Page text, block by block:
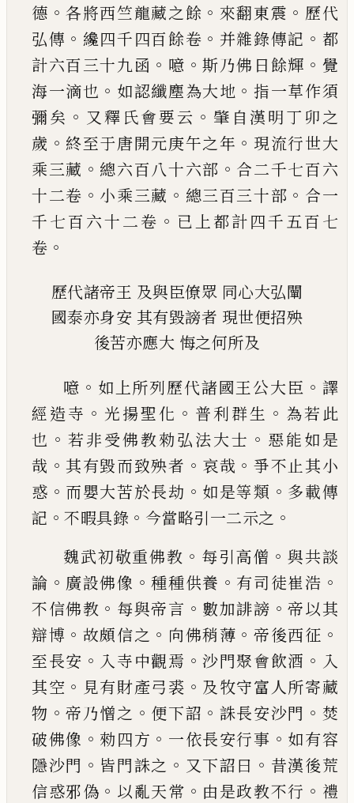
德 。各將西竺龍藏之餘 。 來翻東震 。 歷代
弘傳 。 纔四千四百餘卷 。 并雜錄傳記 。 都
計六百三十九函 。 噫 。斯乃佛日餘輝 。 覺
海一滴也 。 如認纖塵為大地 。 指一草作須
彌矣 。 又釋氏會要云 。 肇自漢明丁卯之
歲 。 終至于唐開元庚午之年 。 現流行世大
乘三藏 。 總六百八十六部 。 合二千七百六
十二卷 。 小乘三藏 。 總三百三十部 。 合一
千七百六十二卷 。 已 上都計四千五百七
卷 。
歷代諸帝王 及與臣僚眾 同心大弘闡
國泰亦身安 其有毀謗者 現世便招殃
後苦亦應大 悔之何所及
噫 。 如上所列歷代諸國王公大臣 。 譯
經造寺 。 光揚聖化 。 普利群生 。 為若此
也 。 若非受佛教勑弘法大士 。 惡能如是
哉 。其有毀而致殃者 。 哀哉 。爭不止其小
惑 。 而嬰大苦於長劫 。 如是等類 。 多載傳
記 。 不暇具錄 。 今當略引一二示之 。
魏武初敬重佛教 。 每引高僧 。 與共談
論 。 廣設佛像 。種種供養 。 有司徒崔浩 。
不信佛教 。 每與帝言 。 數加誹謗 。帝以其
辯博 。 故頗信之 。 向佛稍薄 。帝後西征 。
至長安 。 入寺中觀焉 。沙門聚會飲酒 。 入
其空 。 見有財產弓裘 。 及牧守富人所寄藏
物 。帝乃憎之 。 便下詔 。 誅長安沙門 。 焚
破佛像 。 勑四方 。 一依長安行事 。 如有容
隱沙門 。 皆門誅之 。 又下詔曰 。 昔漢後荒
信惑邪偽 。 以亂天常 。 由是政教不行 。 禮